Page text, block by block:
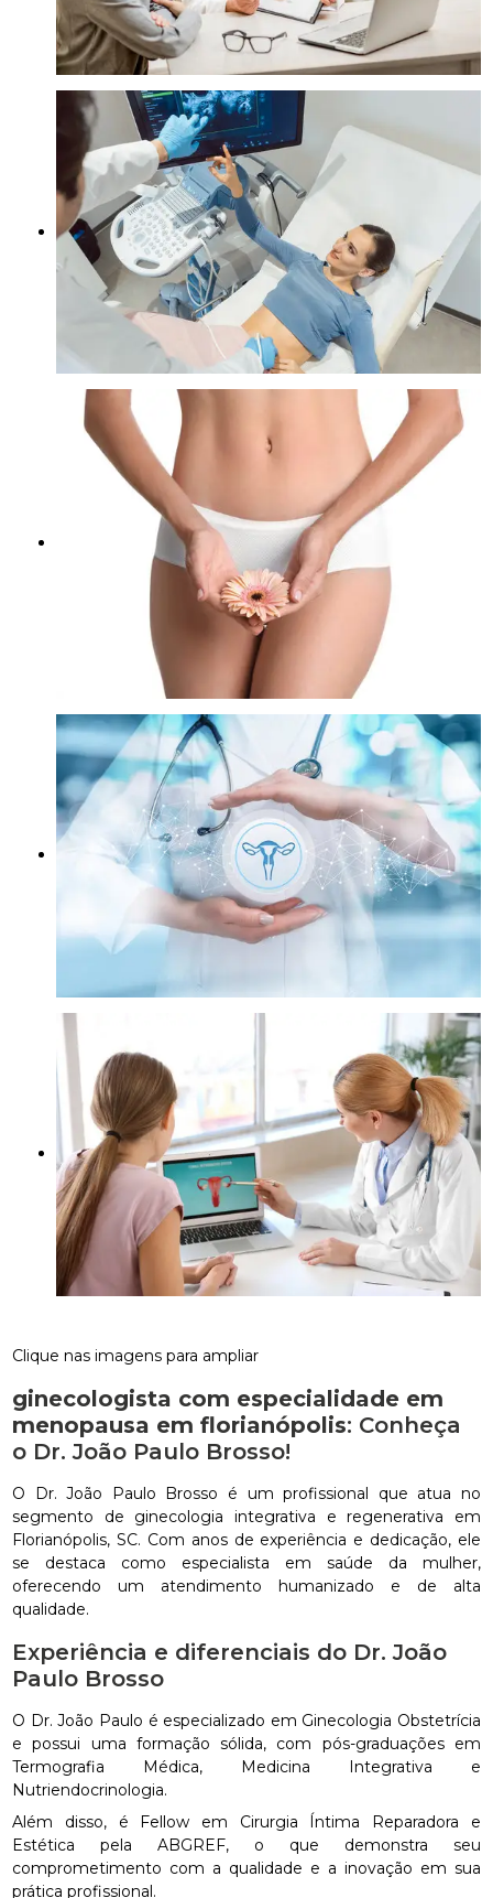
Clique nas imagens para ampliar
ginecologista com especialidade em
menopausa em florianópolis: Conheça
o Dr. João Paulo Brosso!
O Dr. João Paulo Brosso é um profissional que atua no
segmento de ginecologia integrativa e regenerativa em
Florianópolis, SC. Com anos de experiência e dedicação, ele
se destaca como especialista em saúde da mulher,
oferecendo um atendimento humanizado e de alta
qualidade.
Experiência e diferenciais do Dr. João
Paulo Brosso
O Dr. João Paulo é especializado em Ginecologia Obstetrícia
e possui uma formação sólida, com pós-graduações em
Termografia Médica, Medicina Integrativa e
Nutriendocrinologia.
Além disso, é Fellow em Cirurgia Íntima Reparadora e
Estética pela ABGREF, o que demonstra seu
comprometimento com a qualidade e a inovação em sua
prática profissional.